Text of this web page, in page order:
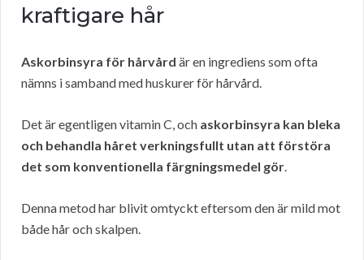
kraftigare hår
Askorbinsyra för hårvård är en ingrediens som ofta
nämns i samband med huskurer för hårvård.
Det är egentligen vitamin C, och askorbinsyra kan bleka
och behandla håret verkningsfullt utan att förstöra
det som konventionella färgningsmedel gör.
Denna metod har blivit omtyckt eftersom den är mild mot
både hår och skalpen.